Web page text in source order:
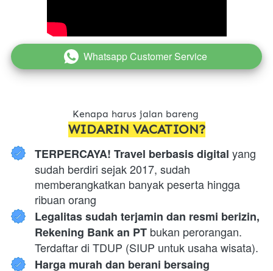
` Whatsapp Customer Service
Kenapa harus jalan bareng
WIDARIN VACATION?
TERPERCAYA! Travel berbasis digital yang
sudah berdiri sejak 2017, sudah
memberangkatkan banyak peserta hingga
ribuan orang
Legalitas sudah terjamin dan resmi berizin,
Rekening Bank an PT bukan perorangan.
Terdaftar di TDUP (SIUP untuk usaha wisata).